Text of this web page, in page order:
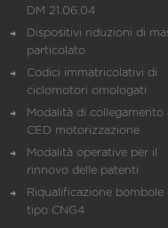
DM 21.06.04
Dispositivi riduzioni di
particolato
Codici immatricolativi di
ciclomotori omologati
Modalità di collegamento
CED motorizzazione
Modalità operative per il
rinnovo delle patenti
Riqualificazione bombole
tipo CNG4